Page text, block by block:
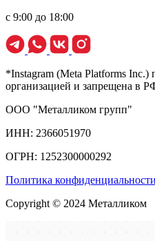
с 9:00 до 18:00
*Instagram (Meta Platforms Inc.)
организацией и запрещена в
ООО "Металликом групп"
ИНН: 2366051970
ОГРН: 1252300000292
Политика конфиденциальности
Copyright © 2024 Металликом